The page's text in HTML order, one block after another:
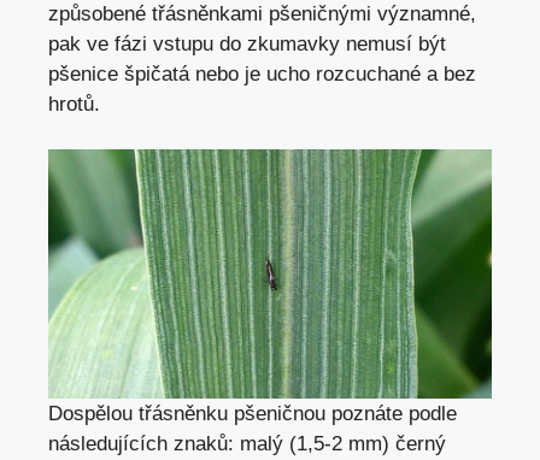
způsobené třásněnkami pšeničnými významné,
pak ve fázi vstupu do zkumavky nemusí být
pšenice špičatá nebo je ucho rozcuchané a bez
hrotů.
Dospělou třásněnku pšeničnou poznáte podle
následujících znaků: malý (1,5-2 mm) černý